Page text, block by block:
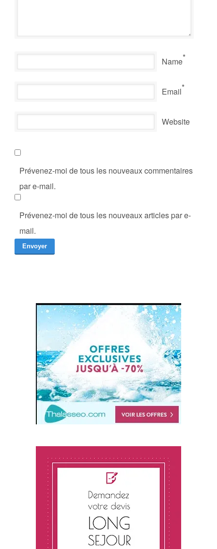
Name*
Email*
Website
Prévenez-moi de tous les nouveaux commentaires
par e-mail.
Prévenez-moi de tous les nouveaux articles par e-
mail.